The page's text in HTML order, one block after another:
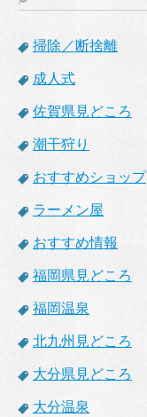
掃除／断捨離
成人式
佐賀県見どころ
潮干狩り
おすすめショップ
ラーメン屋
おすすめ情報
福岡県見どころ
福岡温泉
北九州見どころ
大分県見どころ
大分温泉